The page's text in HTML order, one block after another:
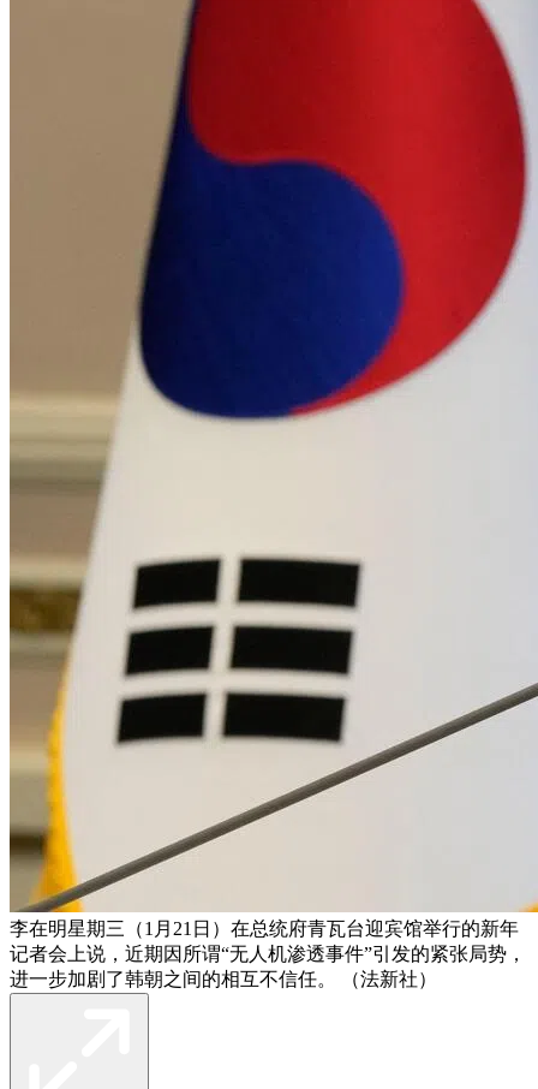
李在明星期三（1月21日）在总统府青瓦台迎宾馆举行的新年
记者会上说，近期因所谓“无人机渗透事件”引发的紧张局势，
进一步加剧了韩朝之间的相互不信任。 （法新社）